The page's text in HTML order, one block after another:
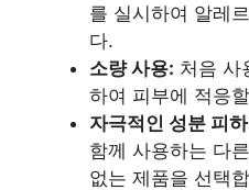
를 실시하여 알레
다.
소량 사용: 처음 사
하여 피부에 적응
자극적인 성분 피
함께 사용하는 다
없는 제품을 선택